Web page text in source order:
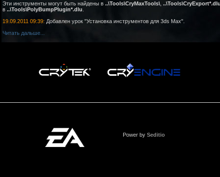
Эти инструменты могут быть найдены в ..\Tools\CryMaxTools\
в ..\Tools\PolyBumpPlugin*.dlu
19.09.2011 09:39: Добавлен урок "Установка инструментов для 3ds Max".
Читать дальше...
Power by Seditio